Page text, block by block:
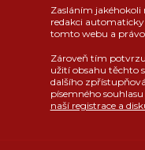
Zasláním jakéhokoli
redakci
tomto webu a
Zároveň tím
užití obsahu těchto
dalšího
písemného
naší registrace a